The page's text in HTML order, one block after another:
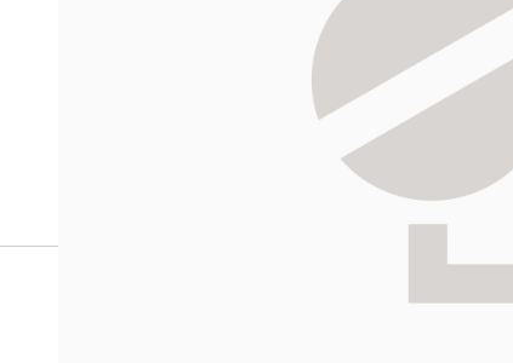
Siirry reseptilääketilaukseen